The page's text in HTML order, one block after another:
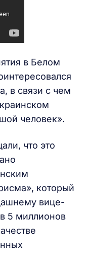
в Белом
в связи с чем
человек».
что это
который
вице-
5 миллионов